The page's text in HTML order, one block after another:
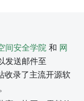
间安全学院 和 网
发送邮件至
收录了主流开源软